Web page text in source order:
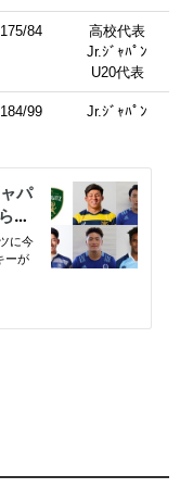
175/84
高校代表
Jr.ｼﾞｬﾊﾟﾝ
U20代表
184/99 Jr.ｼﾞｬﾊﾟﾝ